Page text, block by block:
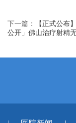
下一篇：
【正式公布
公开」佛山治疗射精